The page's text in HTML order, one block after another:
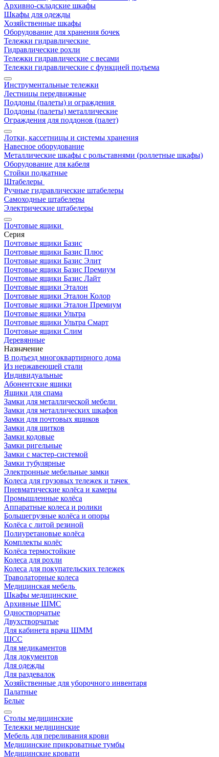
Архивно-складские шкафы
Шкафы для одежды
Хозяйственные шкафы
Оборудование для хранения бочек
Тележки гидравлические
Гидравлические рохли
Тележки гидравлические с весами
Тележки гидравлические с функцией подъема
Инструментальные тележки
Лестницы передвижные
Поддоны (палеты) и ограждения
Поддоны (палеты) металлические
Ограждения для поддонов (палет)
Лотки, кассетницы и системы хранения
Навесное оборудование
Металлические шкафы с рольставнями (роллетные шкафы)
Оборудование для кабеля
Стойки подкатные
Штабелеры
Ручные гидравлические штабелеры
Самоходные штабелеры
Электрические штабелеры
Почтовые ящики
Серия
Почтовые ящики Базис
Почтовые ящики Базис Плюс
Почтовые ящики Базис Элит
Почтовые ящики Базис Премиум
Почтовые ящики Базис Лайт
Почтовые ящики Эталон
Почтовые ящики Эталон Колор
Почтовые ящики Эталон Премиум
Почтовые ящики Ультра
Почтовые ящики Ультра Смарт
Почтовые ящики Слим
Деревянные
Назначение
В подъезд многоквартирного дома
Из нержавеющей стали
Индивидуальные
Абонентские ящики
Ящики для спама
Замки для металлической мебели
Замки для металлических шкафов
Замки для почтовых ящиков
Замки для щитков
Замки кодовые
Замки ригельные
Замки с мастер-системой
Замки тубулярные
Электронные мебельные замки
Колеса для грузовых тележек и тачек
Пневматические колёса и камеры
Промышленные колёса
Аппаратные колеса и ролики
Большегрузные колёса и опоры
Колёса с литой резиной
Полиуретановые колёса
Комплекты колёс
Колёса термостойкие
Колеса для рохли
Колеса для покупательских тележек
Траволаторные колеса
Медицинская мебель
Шкафы медицинские
Архивные ШМС
Одностворчатые
Двухстворчатые
Для кабинета врача ШММ
ШСС
Для медикаментов
Для документов
Для одежды
Для раздевалок
Хозяйственные для уборочного инвентаря
Палатные
Белые
Столы медицинские
Тележки медицинские
Мебель для переливания крови
Медицинские прикроватные тумбы
Медицинские кровати